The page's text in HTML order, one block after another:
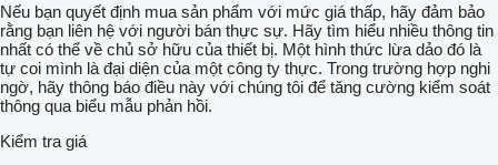
Nếu bạn quyết định mua sản phẩm với mức giá thấp, hãy đảm bảo
rằng bạn liên hệ với người bán thực sự. Hãy tìm hiểu nhiều thông tin
nhất có thể về chủ sở hữu của thiết bị. Một hình thức lừa dảo đó là
tự coi mình là đại diện của một công ty thực. Trong trường hợp nghi
ngờ, hãy thông báo điều này với chúng tôi để tăng cường kiểm soát
thông qua biểu mẫu phản hồi.
Kiểm tra giá